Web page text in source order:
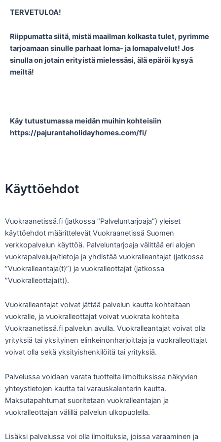
TERVETULOA!
Riippumatta siitä, mistä maailman kolkasta tulet, pyrimme
tarjoamaan sinulle parhaat loma- ja lomapalvelut! Jos
sinulla on jotain erityistä mielessäsi, älä epäröi kysyä
meiltä!
Käy tutustumassa meidän muihin kohteisiin
https://pajurantaholidayhomes.com/fi/
Käyttöehdot
Vuokraanetissä.fi (jatkossa ”Palveluntarjoaja”) yleiset
käyttöehdot määrittelevät Vuokraanetissä Suomen
verkkopalvelun käyttöä. Palveluntarjoaja välittää eri alojen
vuokrapalveluja/tietoja ja yhdistää vuokralleantajat (jatkossa
”Vuokralleantaja(t)”) ja vuokralleottajat (jatkossa
”Vuokralleottaja(t)).
Vuokralleantajat voivat jättää palvelun kautta kohteitaan
vuokralle, ja vuokralleottajat voivat vuokrata kohteita
Vuokraanetissä.fi palvelun avulla. Vuokralleantajat voivat olla
yrityksiä tai yksityinen elinkeinonharjoittaja ja vuokralleottajat
voivat olla sekä yksityishenkilöitä tai yrityksiä.
Palvelussa voidaan varata tuotteita ilmoituksissa näkyvien
yhteystietojen kautta tai varauskalenterin kautta.
Maksutapahtumat suoritetaan vuokralleantajan ja
vuokralleottajan välillä palvelun ulkopuolella.
Lisäksi palvelussa voi olla ilmoituksia, joissa varaaminen ja